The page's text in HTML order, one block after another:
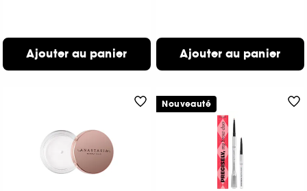
Ajouter au panier Ajouter au panier
Nouveauté